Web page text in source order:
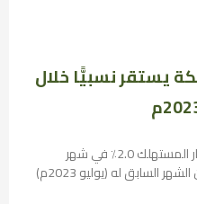
يستقر نسبيًّا خلال
واس بلغ مؤشر الرقم القياسي لأسعار المستهلك 2.0٪ في شهر
أغسطس لعام 2023م، وهو أقل من الشهر السابق له (يوليو 2023م)